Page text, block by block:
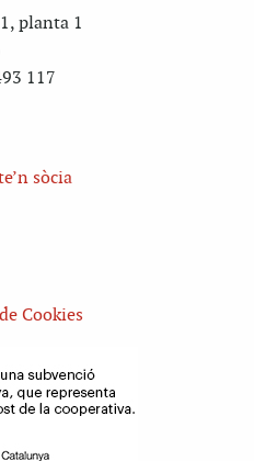
planta 1
117
sòcia
Cookies